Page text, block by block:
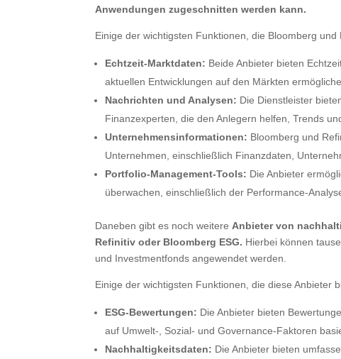
Anwendungen zugeschnitten werden kann.
Einige der wichtigsten Funktionen, die Bloomberg und
Echtzeit-Marktdaten: Beide Anbieter bieten
aktuellen Entwicklungen auf den Märkten
Nachrichten und Analysen: Die Dienstleister
Finanzexperten, die den Anlegern helfen, Trends
Unternehmensinformationen: Bloomberg und
Unternehmen, einschließlich Finanzdaten,
Portfolio-Management-Tools: Die Anbieter
überwachen, einschließlich der Performance-
Daneben gibt es noch weitere Anbieter von
Refinitiv oder Bloomberg ESG. Hierbei können
und Investmentfonds angewendet werden.
Einige der wichtigsten Funktionen, die diese Anbieter
ESG-Bewertungen: Die Anbieter bieten
auf Umwelt-, Sozial- und Governance-Faktoren
Nachhaltigkeitsdaten: Die Anbieter bieten